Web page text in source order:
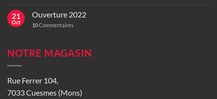
21
Oct
Ouverture 2022
10Commentaires
NOTRE MAGASIN
Rue Ferrer 104,
7033 Cuesmes (Mons)